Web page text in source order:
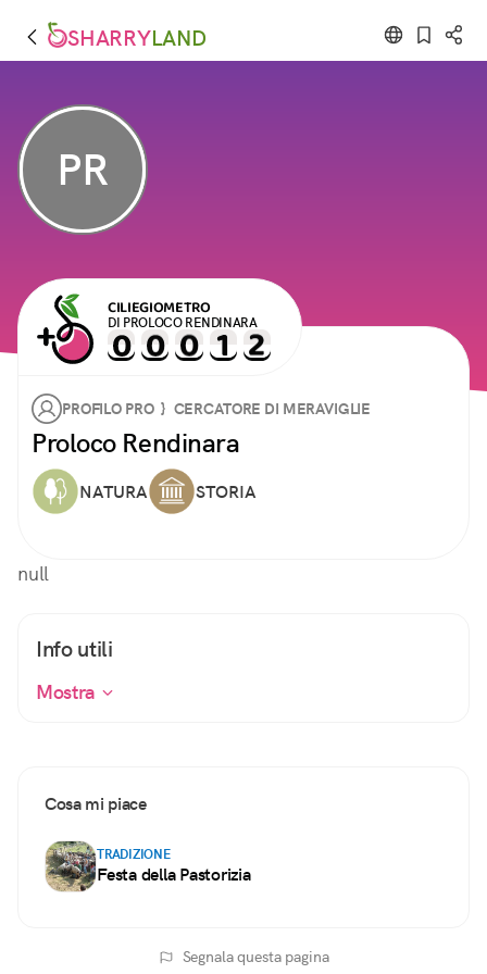
SHARRYLAND
PR
CILIEGIOMETRO
DI PROLOCO RENDINARA
PROFILO PRO } CERCATORE DI MERAVIGLIE
Proloco Rendinara
NATURA STORIA
null
Info utili
Mostra
Cosa mi piace
TRADIZIONE
Festa della Pastorizia
Segnala questa pagina